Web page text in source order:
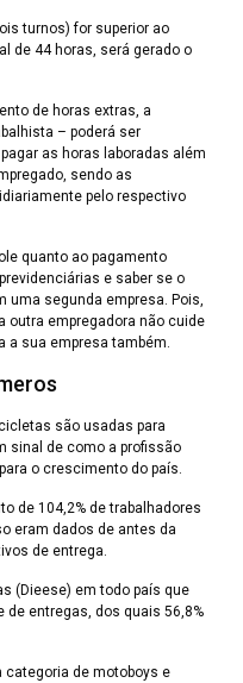
turnos) for superior ao
de 44 horas, será gerado o
de horas extras, a
– poderá ser
as horas laboradas além
sendo as
pelo respectivo
quanto ao pagamento
e saber se o
segunda empresa. Pois,
outra empregadora não cuide
a sua empresa também.
são usadas para
sinal de como a profissão
o crescimento do país.
de 104,2% de trabalhadores
eram dados de antes da
de entrega.
(Dieese) em todo país que
de entregas, dos quais 56,8%
categoria de motoboys e